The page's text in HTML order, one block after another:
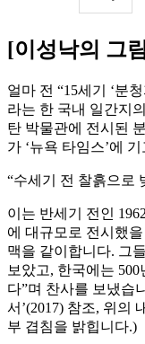
[이성낙의 그
얼마 전 “15세기 ‘분
라는 한 국내 일간지
탄 박물관에 전시된
가 ‘뉴욕 타임스’에
“수세기 전 찰흙으로
이는 반세기 전인
에 대규모로 전시했
맥을 같이합니다. 그
보았고, 한국에는 500
다”며 찬사를 보냈습
서’(2017) 참조, 위의
부 겹침을 밝힙니다.)